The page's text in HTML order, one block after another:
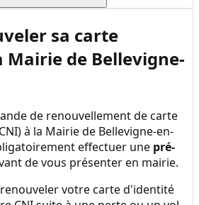
sa carte
Mairie de Bellevigne-
de renouvellement de carte
à la Mairie de Bellevigne-en-
effectuer une pré-
de vous présenter en mairie.
votre carte d'identité